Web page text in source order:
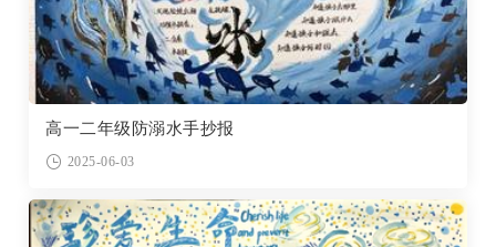
高一二年级防溺水手抄报
2025-06-03